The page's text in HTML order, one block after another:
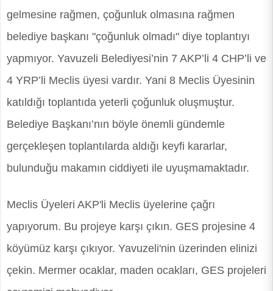
gelmesine rağmen, çoğunluk olmasına rağmen
belediye başkanı "çoğunluk olmadı" diye toplantıyı
yapmıyor. Yavuzeli Belediyesi’nin 7 AKP’li 4 CHP’li ve
4 YRP’li Meclis üyesi vardır. Yani 8 Meclis Üyesinin
katıldığı toplantıda yeterli çoğunluk oluşmuştur.
Belediye Başkanı’nın böyle önemli gündemle
gerçekleşen toplantılarda aldığı keyfi kararlar,
bulunduğu makamın ciddiyeti ile uyuşmamaktadır.
Meclis Üyeleri AKP'li Meclis üyelerine çağrı
yapıyorum. Bu projeye karşı çıkın. GES projesine 4
köyümüz karşı çıkıyor. Yavuzeli'nin üzerinden elinizi
çekin. Mermer ocaklar, maden ocakları, GES projeleri